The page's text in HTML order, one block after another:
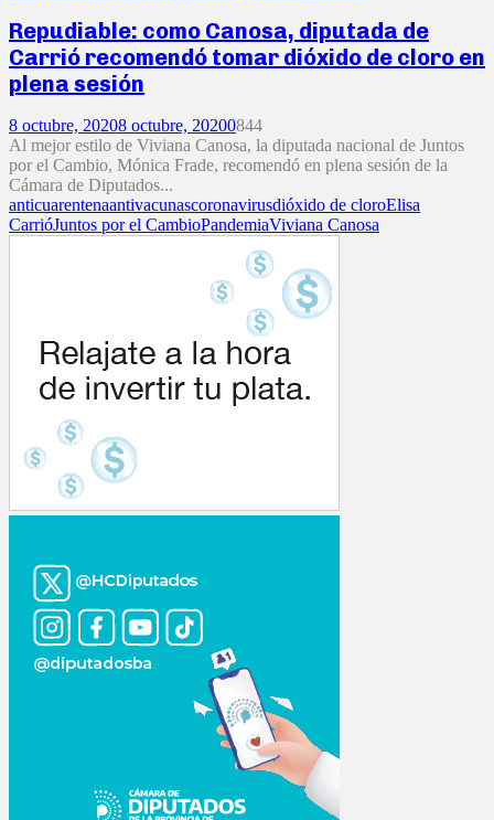
Repudiable: como Canosa, diputada de
Carrió recomendó tomar dióxido de cloro en
plena sesión
8 octubre, 20208 octubre, 20200844
Al mejor estilo de Viviana Canosa, la diputada nacional de Juntos
por el Cambio, Mónica Frade, recomendó en plena sesión de la
Cámara de Diputados...
anticuarentenaantivacunascoronavirusdióxido de cloroElisa
CarrióJuntos por el CambioPandemiaViviana Canosa